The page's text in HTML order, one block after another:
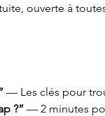
ouverte à
— Les clés pour
?” — 2 minutes